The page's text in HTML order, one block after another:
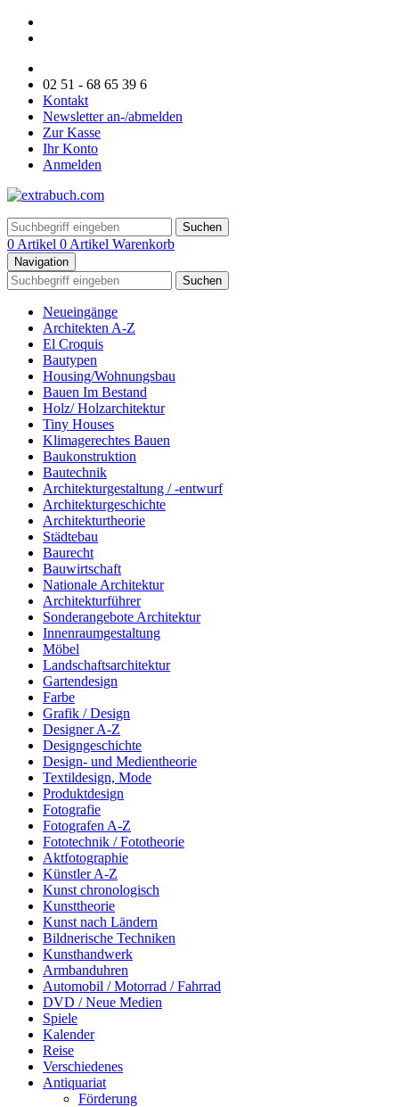
02 51 - 68 65 39 6
Kontakt
Newsletter an-/abmelden
Zur Kasse
Ihr Konto
Anmelden
Suchen
0 Artikel 0 Artikel Warenkorb
Navigation
Suchen
Neueingänge
Architekten A-Z
El Croquis
Bautypen
Housing/Wohnungsbau
Bauen Im Bestand
Holz/ Holzarchitektur
Tiny Houses
Klimagerechtes Bauen
Baukonstruktion
Bautechnik
Architekturgestaltung / -entwurf
Architekturgeschichte
Architekturtheorie
Städtebau
Baurecht
Bauwirtschaft
Nationale Architektur
Architekturführer
Sonderangebote Architektur
Innenraumgestaltung
Möbel
Landschaftsarchitektur
Gartendesign
Farbe
Grafik / Design
Designer A-Z
Designgeschichte
Design- und Medientheorie
Textildesign, Mode
Produktdesign
Fotografie
Fotografen A-Z
Fototechnik / Fototheorie
Aktfotographie
Künstler A-Z
Kunst chronologisch
Kunsttheorie
Kunst nach Ländern
Bildnerische Techniken
Kunsthandwerk
Armbanduhren
Automobil / Motorrad / Fahrrad
DVD / Neue Medien
Spiele
Kalender
Reise
Verschiedenes
Antiquariat
Förderung